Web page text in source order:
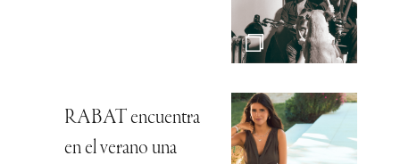
RABAT encuentra
en el verano una